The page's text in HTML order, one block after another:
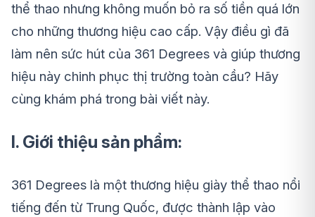
thể thao nhưng không muốn bỏ ra số tiền quá lớn
cho những thương hiệu cao cấp. Vậy điều gì đã
làm nên sức hút của 361 Degrees và giúp thương
hiệu này chinh phục thị trường toàn cầu? Hãy
cùng khám phá trong bài viết này.
I. Giới thiệu sản phẩm:
361 Degrees là một thương hiệu giày thể thao nổi
tiếng đến từ Trung Quốc, được thành lập vào